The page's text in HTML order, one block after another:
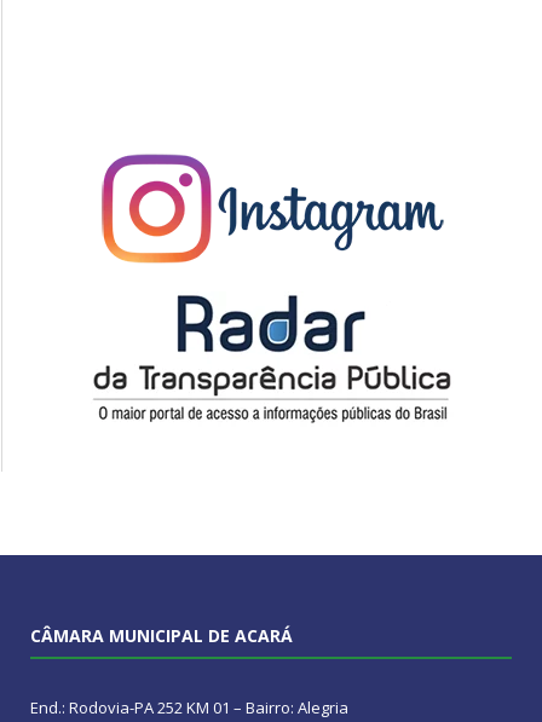
CÂMARA MUNICIPAL DE ACARÁ
End.: Rodovia-PA 252 KM 01 – Bairro: Alegria